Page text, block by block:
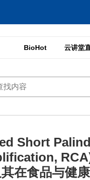
BioHot 云讲堂
Short
在食品与健